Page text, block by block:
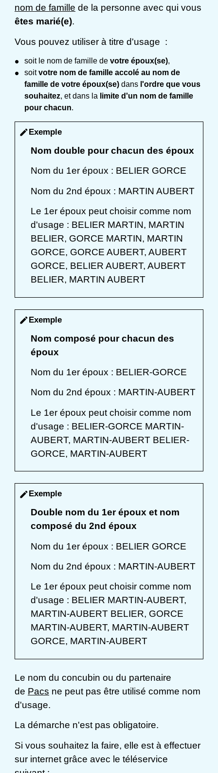
nom de famille de la personne avec qui vous
êtes marié(e).
Vous pouvez utiliser à titre d'usage :
soit le nom de famille de votre époux(se),
soitvotre nom de famille accolé au nom de
famille de votre époux(se) dans l'ordre que vous
souhaitez, et dans la limite d'un nom de famille
pour chacun.
editExemple
Nom double pour chacun des époux
Nom du 1er époux : BELIER GORCE
Nom du 2nd époux : MARTIN AUBERT
Le 1er époux peut choisir comme nom
d'usage : BELIER MARTIN, MARTIN
BELIER, GORCE MARTIN, MARTIN
GORCE, GORCE AUBERT, AUBERT
GORCE, BELIER AUBERT, AUBERT
BELIER, MARTIN AUBERT
editExemple
Nom composé pour chacun des
époux
Nom du 1er époux : BELIER-GORCE
Nom du 2nd époux : MARTIN-AUBERT
Le 1er époux peut choisir comme nom
d'usage : BELIER-GORCE MARTIN-
AUBERT, MARTIN-AUBERT BELIER-
GORCE, MARTIN-AUBERT
edit Exemple
Double nom du 1erépoux et nom
composé du 2nd époux
Nom du 1er époux : BELIER GORCE
Nom du 2nd époux : MARTIN-AUBERT
Le 1er époux peut choisir comme nom
d'usage : BELIER MARTIN-AUBERT,
MARTIN-AUBERT BELIER, GORCE
MARTIN-AUBERT, MARTIN-AUBERT
GORCE, MARTIN-AUBERT
Le nom du concubin ou du partenaire
de Pacs ne peut pas être utilisé comme nom
d'usage.
La démarche n'est pas obligatoire.
Si vous souhaitez la faire, elle est à effectuer
sur internet grâce avec le téléservice